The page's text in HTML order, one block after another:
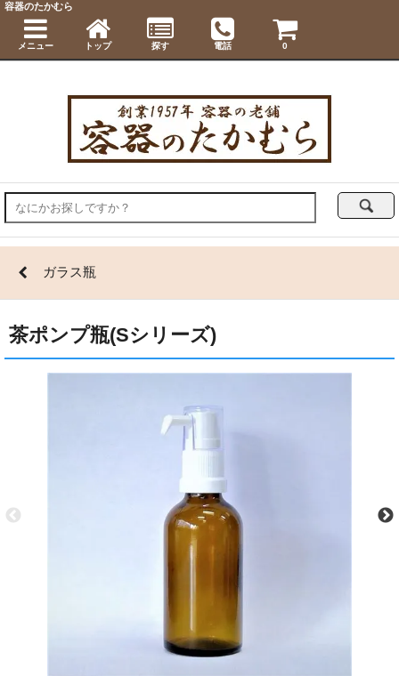
ガラス瓶
茶ポンプ瓶(Sシリーズ)
容器のたかむら
メニュー トップ 探す 電話 0